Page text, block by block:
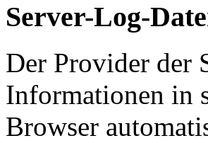
Server-Log-
Der Provider der
Informationen in
Browser